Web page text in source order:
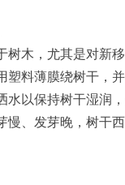
木，尤其是对新
料薄膜绕树干，并
以保持树干湿润
、发芽晚，树干